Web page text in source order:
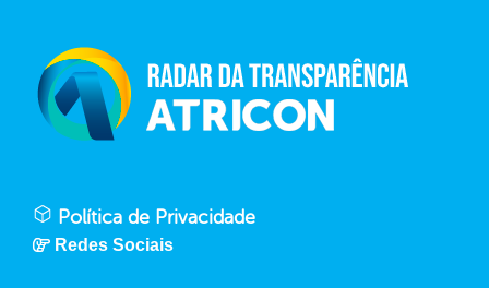
Política de Privacidade
Redes Sociais